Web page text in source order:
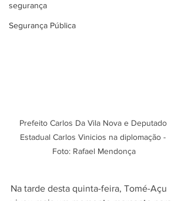
segurança
Segurança Pública
Prefeito Carlos Da Vila Nova e Deputado
Estadual Carlos Vinicios na diplomação -
Foto: Rafael Mendonça
Na tarde desta quinta-feira, Tomé-Açu